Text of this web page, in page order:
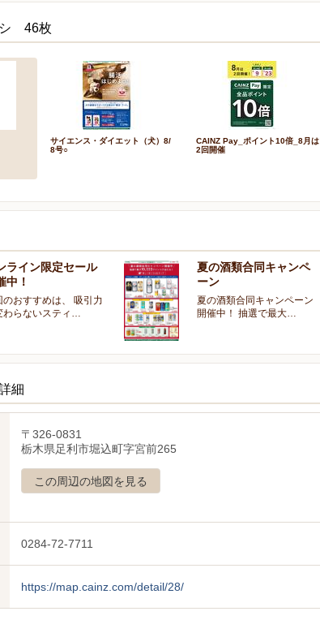
シ 46枚
サイエンス・ダイエット（犬）8/
8号○
CAINZ Pay_ポイント10倍_8月は
2回開催
ライン限定セール
中！
のおすすめは、 吸引力
わらないスティ…
夏の酒類合同キャンペ
ーン
夏の酒類合同キャンペーン
開催中！ 抽選で最大…
細
〒326-0831
栃木県足利市堀込町字宮前265
この周辺の地図を見る
0284-72-7711
https://map.cainz.com/detail/28/